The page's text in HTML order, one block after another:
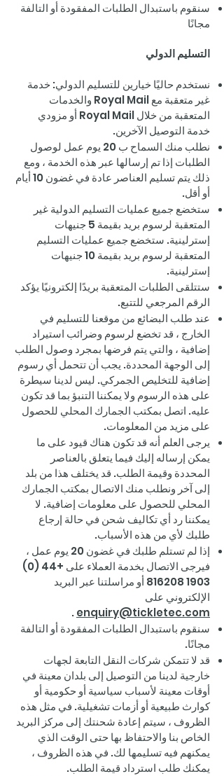
سنقوم باستبدال الطلبات المفقودة أو التالفة
مجانًا
التسليم الدولي
نستخدم حاليًا خيارين للتسليم الدولي: خدمة
غير متعقبة مع Royal Mail والخدمات
المتعقبة من خلال Royal Mail أو مزودي
خدمة التوصيل الآخرين.
نطلب منك السماح ب 20 يوم عمل لوصول
الطلبات إذا تم إرسالها عبر هذه الخدمة ، ومع
ذلك يتم تسليم العناصر عادة في غضون 10 أيام
أو أقل.
ستخضع جميع عمليات التسليم الدولية غير
المتعقبة لرسوم بريد بقيمة 5 جنيهات
إسترلينية. ستخضع جميع عمليات التسليم
المتعقبة لرسوم بريد بقيمة 10 جنيهات
إسترلينية.
ستتلقى الطلبات المتعقبة بريدًا إلكترونيًا يؤكد
الرقم المرجعي للتتبع.
عند طلب البضائع من موقعنا للتسليم في
الخارج ، قد تخضع لرسوم وضرائب استيراد
إضافية ، والتي يتم فرضها بمجرد وصول الطلب
إلى الوجهة المحددة. يجب أن تتحمل أي رسوم
إضافية للتخليص الجمركي. ليس لدينا سيطرة
على هذه الرسوم ولا يمكننا التنبؤ بما قد تكون
عليه. اتصل بمكتب الجمارك المحلي للحصول
على مزيد من المعلومات.
يرجى العلم أنه قد تكون هناك قيود على ما
يمكن إرساله إليك فيما يتعلق بالعناصر
المحددة وقيمة الطلب. قد يختلف هذا من بلد
إلى آخر ونطلب منك الاتصال بمكتب الجمارك
المحلي للحصول على معلومات إضافية. لا
يمكننا رد أي تكاليف شحن في حالة إرجاع
طلبك لأي من هذه الأسباب.
إذا لم تستلم طلبك في غضون 20 يوم عمل ،
فيرجى الاتصال بخدمة العملاء على
+44 (0)
1903 816208
أو مراسلتنا عبر البريد
الإلكتروني على
enquiry@tickletec.com
.
سنقوم باستبدال الطلبات المفقودة أو التالفة
مجانًا.
قد لا تتمكن شركات النقل التابعة لجهات
خارجية لدينا من التوصيل إلى بلدان معينة في
أوقات معينة لأسباب سياسية أو حكومية أو
كوارث طبيعية أو أزمات تشغيلية. في مثل هذه
الظروف ، سيتم إعادة شحنتك إلى مركز البريد
الخاص بنا والاحتفاظ بها حتى الوقت الذي
يمكنهم فيه تسليمها لك. في هذه الظروف ،
يمكنك طلب استرداد قيمة الطلب.